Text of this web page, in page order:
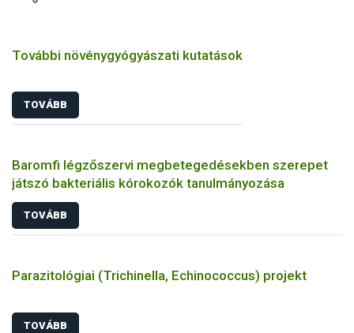
További növénygyógyászati kutatások
TOVÁBB
Baromfi légzőszervi megbetegedésekben szerepet
játszó bakteriális kórokozók tanulmányozása
TOVÁBB
Parazitológiai (Trichinella, Echinococcus) projekt
TOVÁBB